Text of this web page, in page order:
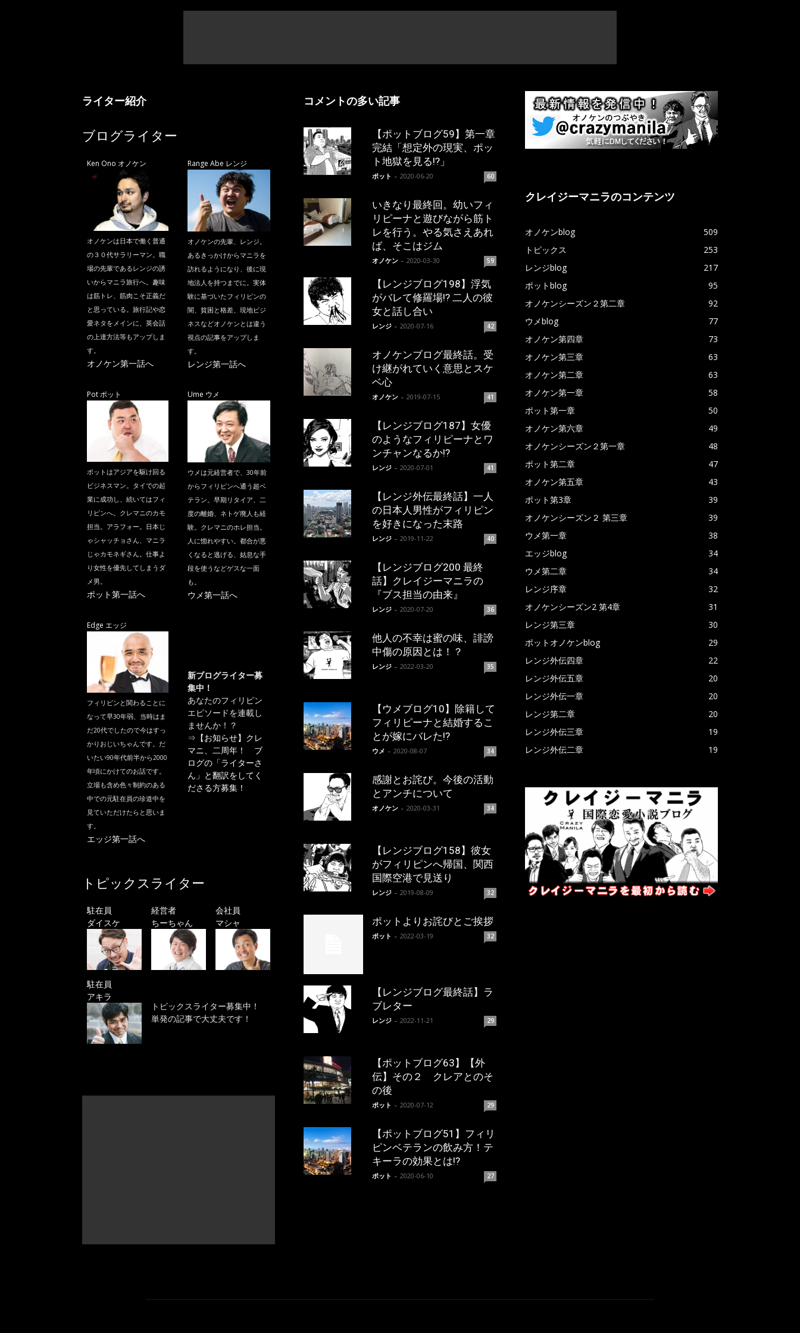
ライター紹介
ブログライター
Ken Ono オノケン
オノケンは日本で働く普通
の３０代サラリーマン。職
場の先輩であるレンジの誘
いからマニラ旅行へ。趣味
は筋トレ、筋肉こそ正義だ
と思っている。旅行記や恋
愛ネタをメインに、英会話
の上達方法等もアップしま
す。
オノケン第一話へ
Range Abe レンジ
オノケンの先輩、レンジ。
あるきっかけからマニラを
訪れるようになり、後に現
地法人を持つまでに。実体
験に基づいたフィリピンの
闇、貧困と格差、現地ビジ
ネスなどオノケンとは違う
視点の記事をアップしま
す。
レンジ第一話へ
Pot ポット
ポットはアジアを駆け回る
ビジネスマン。タイでの起
業に成功し、続いてはフィ
リピンへ。クレマニのカモ
担当。アラフォー。日本じ
ゃシャッチョさん、マニラ
じゃカモネギさん。仕事よ
り女性を優先してしまうダ
メ男。
ポット第一話へ
Ume ウメ
ウメは元経営者で、30年前
からフィリピンへ通う超ベ
テラン。早期リタイア、二
度の離婚、ネトゲ廃人も経
験。クレマニのホレ担当。
人に惚れやすい。都合が悪
くなると逃げる、姑息な手
段を使うなどゲスな一面
も。
ウメ第一話へ
Edge エッジ
フィリピンと関わることに
なって早30年弱、当時はま
だ20代でしたので今はすっ
かりおじいちゃんです。だ
いたい90年代前半から2000
年頃にかけてのお話です。
立場も含め色々制約のある
中での元駐在員の珍道中を
見ていただけたらと思いま
す。
エッジ第一話へ
新ブログライター募
集中！
あなたのフィリピン
エピソードを連載し
ませんか！？
⇒ 【お知らせ】クレ
マニ、二周年！ ブ
ログの「ライターさ
ん」と翻訳をしてく
ださる方募集！
トピックスライター
駐在員
ダイスケ
経営者
ちーちゃん
会社員
マシャ
駐在員
アキラ
トピックスライター募集中！
単発の記事で大丈夫です！
コメントの多い記事
【ポットブログ59】第一章
完結「想定外の現実、ポッ
ト地獄を見る!?」
ポット - 2020-06-20 60
いきなり最終回。幼いフィ
リピーナと遊びながら筋ト
レを行う。やる気さえあれ
ば、そこはジム
オノケン - 2020-03-30 59
【レンジブログ198】浮気
がバレて修羅場!? 二人の彼
女と話し合い
レンジ - 2020-07-16 42
オノケンブログ最終話。受
け継がれていく意思とスケ
ベ心
オノケン - 2019-07-15 41
【レンジブログ187】女優
のようなフィリピーナとワ
ンチャンなるか!?
レンジ - 2020-07-01 41
【レンジ外伝最終話】一人
の日本人男性がフィリピン
を好きになった末路
レンジ - 2019-11-22 40
【レンジブログ200 最終
話】クレイジーマニラの
『ブス担当の由来』
レンジ - 2020-07-20 36
他人の不幸は蜜の味、誹謗
中傷の原因とは！？
レンジ - 2022-03-20 35
【ウメブログ10】除籍して
フィリピーナと結婚するこ
とが嫁にバレた!?
ウメ - 2020-08-07 34
感謝とお詫び。今後の活動
とアンチについて
オノケン - 2020-03-31 34
【レンジブログ158】彼女
がフィリピンへ帰国、関西
国際空港で見送り
レンジ - 2019-08-09 32
ポットよりお詫びとご挨拶
ポット - 2022-03-19 32
【レンジブログ最終話】ラ
ブレター
レンジ - 2022-11-21 29
【ポットブログ63】【外
伝】その２ クレアとのそ
の後
ポット - 2020-07-12 29
【ポットブログ51】フィリ
ピンベテランの飲み方！テ
キーラの効果とは!?
ポット - 2020-06-10 27
クレイジーマニラのコンテンツ
オノケンblog
509
トピックス
253
レンジblog
217
ポットblog
95
オノケンシーズン２第二章
92
ウメblog
77
オノケン第四章
73
オノケン第三章
63
オノケン第二章
63
オノケン第一章
58
ポット第一章
50
オノケン第六章
49
オノケンシーズン２第一章
48
ポット第二章
47
オノケン第五章
43
ポット第3章
39
オノケンシーズン２ 第三章
39
ウメ第一章
38
エッジblog
34
ウメ第二章
34
レンジ序章
32
オノケンシーズン2 第4章
31
レンジ第三章
30
ポットオノケンblog
29
レンジ外伝四章
22
レンジ外伝五章
20
レンジ外伝一章
20
レンジ第二章
20
レンジ外伝三章
19
レンジ外伝二章
19